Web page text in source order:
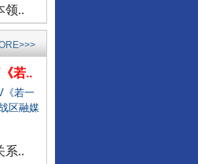
颌..
报
起..
术..
谣
？
领..
若..
《若一
区融媒
系..